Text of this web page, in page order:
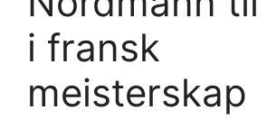
i fransk
meisterskap